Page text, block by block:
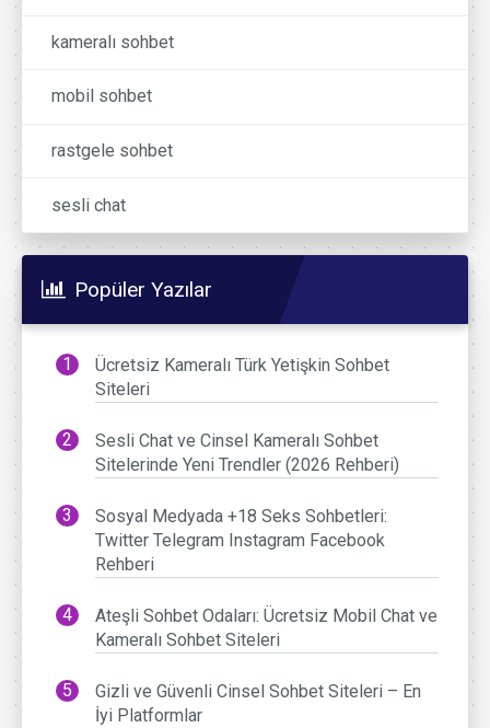
kameralı sohbet
mobil sohbet
rastgele sohbet
sesli chat
Popüler Yazılar
Ücretsiz Kameralı Türk Yetişkin Sohbet
Siteleri
Sesli Chat ve Cinsel Kameralı Sohbet
Sitelerinde Yeni Trendler (2026 Rehberi)
Sosyal Medyada +18 Seks Sohbetleri:
Twitter Telegram Instagram Facebook
Rehberi
Ateşli Sohbet Odaları: Ücretsiz Mobil Chat ve
Kameralı Sohbet Siteleri
Gizli ve Güvenli Cinsel Sohbet Siteleri – En
İyi Platformlar